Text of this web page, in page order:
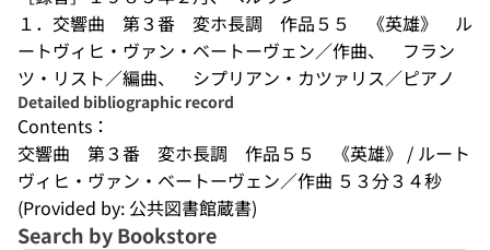
１．交響曲　第３番　変ホ長調　作品５５　《英雄》　ル
ートヴィヒ・ヴァン・ベートーヴェン／作曲、　フラン
ツ・リスト／編曲、　シプリアン・カツァリス／ピアノ
Detailed bibliographic record
Contents：
交響曲　第３番　変ホ長調　作品５５　《英雄》 / ルート
ヴィヒ・ヴァン・ベートーヴェン／作曲 ５３分３４秒
(Provided by: 公共図書館蔵書)
Search by Bookstore